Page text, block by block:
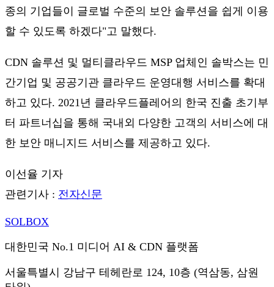
종의 기업들이 글로벌 수준의 보안 솔루션을 쉽게 이용
할 수 있도록 하겠다"고 말했다.
CDN 솔루션 및 멀티클라우드 MSP 업체인 솔박스는 민
간기업 및 공공기관 클라우드 운영대행 서비스를 확대
하고 있다. 2021년 클라우드플레어의 한국 진출 초기부
터 파트너십을 통해 국내외 다양한 고객의 서비스에 대
한 보안 매니지드 서비스를 제공하고 있다.
이선율 기자
관련기사 : 전자신문
SOLBOX
대한민국 No.1 미디어 AI & CDN 플랫폼
서울특별시 강남구 테헤란로 124, 10층 (역삼동, 삼원